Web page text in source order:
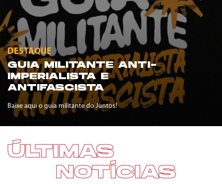
DESTAQUE
GUIA MILITANTE ANTI-
IMPERIALISTA E
ANTIFASCISTA
Baixe aqui o guia militante do Juntos!
ÚLTIMAS
NOTÍCIAS